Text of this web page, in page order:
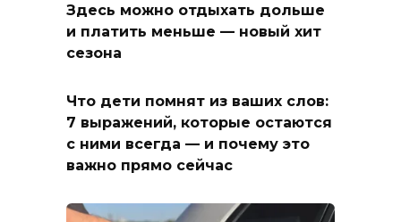
Здесь можно отдыхать дольше
и платить меньше — новый хит
сезона
Что дети помнят из ваших слов:
7 выражений, которые остаются
с ними всегда — и почему это
важно прямо сейчас